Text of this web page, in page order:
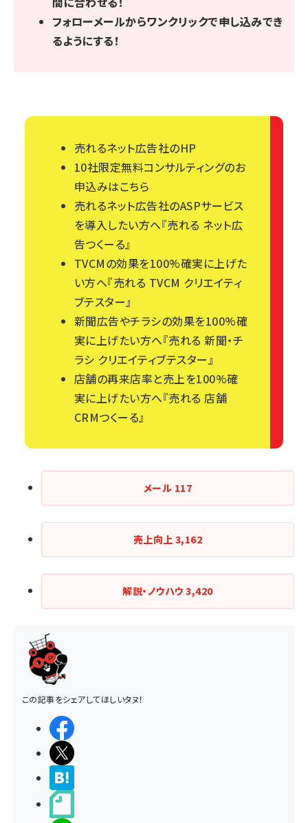
フォローメールからワンクリックで申し込みでき
るようにする！
売れるネット広告社のHP
10社限定無料コンサルティングのお
申込みはこちら
売れるネット広告社のASPサービス
を導入したい方へ『売れる ネット広
告つくーる』
TVCMの効果を100%確実に上げた
い方へ『売れる TVCM クリエイティ
ブテスター』
新聞広告やチラシの効果を100%確
実に上げたい方へ『売れる 新聞・チ
ラシ クリエイティブテスター』
店舗の再来店率と売上を100%確
実に上げたい方へ『売れる 店舗
CRMつくーる』
メール 117
売上向上 3,162
解説・ノウハウ3,420
この記事をシェアしてほしいタヌ！